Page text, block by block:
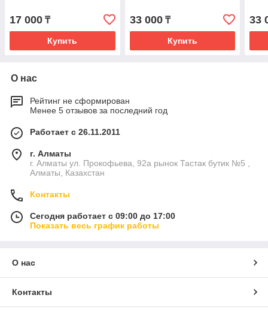
17 000 ₸
Купить
33 000₸
Купить
33
О нас
Рейтинг не сформирован
Менее 5 отзывов за последний год
Работает с 26.11.2011
г. Алматы
г. Алматы ул. Прокофьева, 92а рынок Тастак бутик №5 ,
Алматы, Казахстан
Контакты
Сегодня работает с 09:00 до 17:00
Показать весь график работы
О нас
Контакты